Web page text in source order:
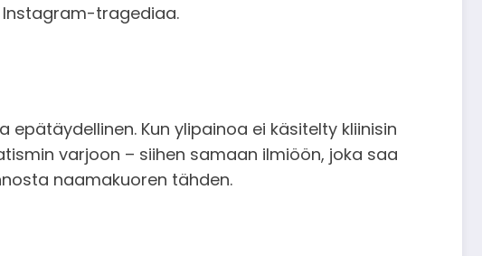
Instagram-tragediaa.
epätäydellinen. Kun ylipainoa ei käsitelty kliinisin
varjoon – siihen samaan ilmiöön, joka saa
naamakuoren tähden.